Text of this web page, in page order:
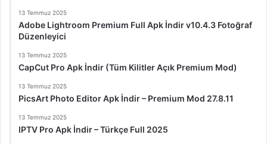
13 Temmuz 2025
Adobe Lightroom Premium Full Apk İndir v10.4.3 Fotoğraf
Düzenleyici
13 Temmuz 2025
CapCut Pro Apk İndir (Tüm Kilitler Açık Premium Mod)
13 Temmuz 2025
PicsArt Photo Editor Apk İndir – Premium Mod 27.8.11
13 Temmuz 2025
IPTV Pro Apk İndir – Türkçe Full 2025